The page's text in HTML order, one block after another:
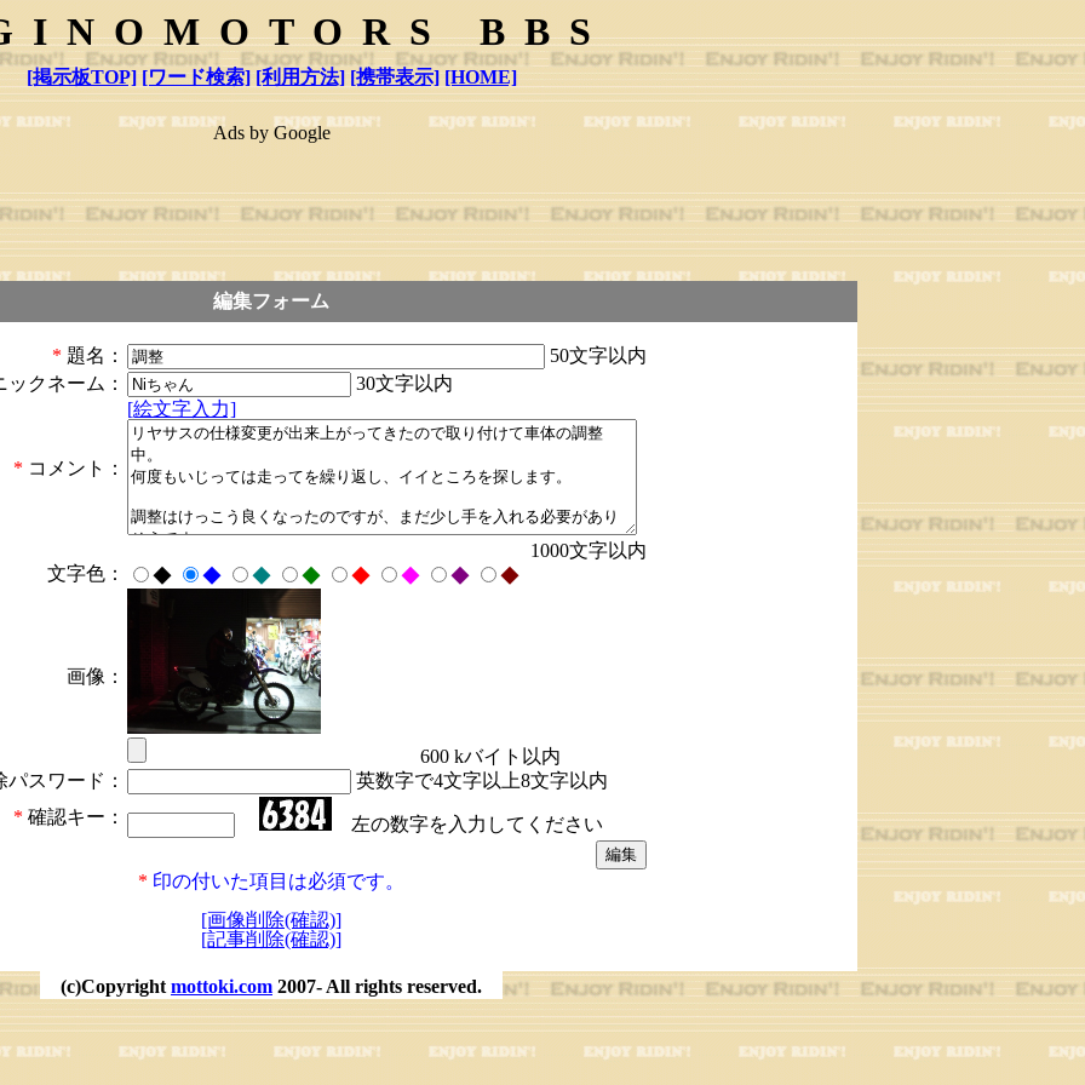
BBS
[掲示板TOP] [ワード検索] [利用方法] [携帯表示] [HOME]
Ads by Google
編集フォーム
* 題名：
50文字以内
ックネーム：
30文字以内
* コメント：
[絵文字入力]
1000文字以内
文字色：
◆ ◆ ◆ ◆ ◆ ◆ ◆ ◆
画像：
600 kバイト以内
スワード：
英数字で4文字以上8文字以内
* 確認キー： 左の数字を入力してください
* 印の付いた項目は必須です。
[画像削除(確認)]
[記事削除(確認)]
(c)Copyright mottoki.com 2007- All rights reserved.